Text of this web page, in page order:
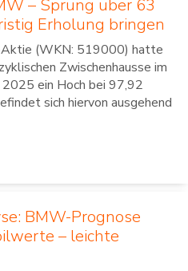
– Sprung über 63
Erholung bringen
(WKN: 519000) hatte
Zwischenhausse im
ein Hoch bei 97,92
sich hiervon ausgehend
BMW-Prognose
– leichte